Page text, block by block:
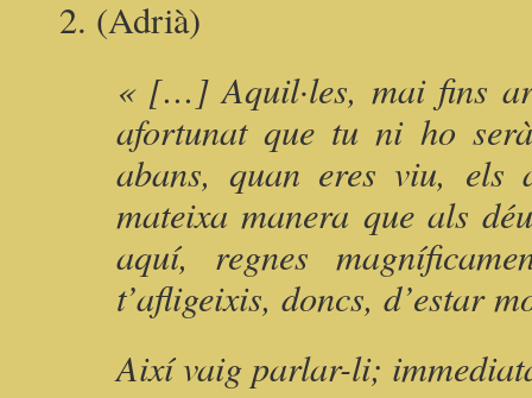
2. (Adrià)
« […] Aquil·les, mai fins
afortunat que tu ni ho
abans, quan eres viu, els
mateixa manera que als
aquí, regnes
t’afligeixis, doncs, d’estar
Així vaig parlar-li;